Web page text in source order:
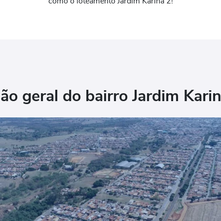
geral do bairro Jardim